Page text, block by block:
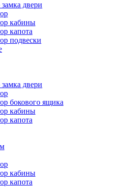
двери
кабины
капота
подвески
двери
бокового ящика
кабины
капота
кабины
капота